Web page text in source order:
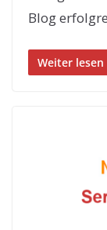
Blog
Weiter lesen